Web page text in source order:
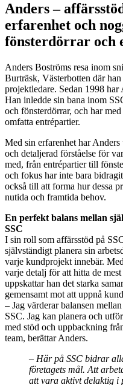
Anders –
erfarenhet och
fönsterdörrar och
Anders Boströms resa inom
Burträsk, Västerbotten där
projektledare. Sedan 1998
Han inledde sin bana inom
och fönsterdörrar, och har
omfatta entrépartier.
Med sin erfarenhet har
och detaljerad förståelse för
med, från entrépartier till
och fokus har inte bara
också till att forma hur dessa
nutida och framtida behov.
En perfekt balans mellan
SSC
I sin roll som affärsstöd på
självständigt planera sin
varje kundprojekt innebär.
varje detalj för att hitta de
uppskattar han det starka
gemensamt mot att uppnå
– Jag värderar balansen
SSC. Jag kan planera och
med stöd och uppbackning
team, berättar Anders.
– Här på SSC bidrar
företagets mål. Att
att vara aktivt delaktig i